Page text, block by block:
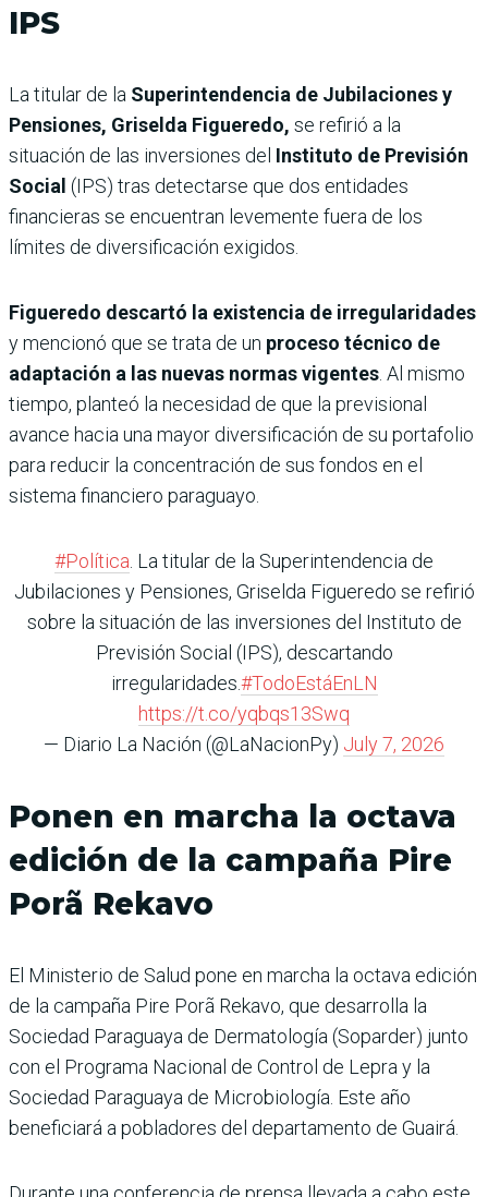
IPS
La titular de la Superintendencia de Jubilaciones y
Pensiones, Griselda Figueredo, se refirió a la
situación de las inversiones del Instituto de Previsión
Social (IPS) tras detectarse que dos entidades
financieras se encuentran levemente fuera de los
límites de diversificación exigidos.
Figueredo descartó la existencia de irregularidades
y mencionó que se trata de un proceso técnico de
adaptación a las nuevas normas vigentes. Al mismo
tiempo, planteó la necesidad de que la previsional
avance hacia una mayor diversificación de su portafolio
para reducir la concentración de sus fondos en el
sistema financiero paraguayo.
#Política. La titular de la Superintendencia de
Jubilaciones y Pensiones, Griselda Figueredo se refirió
sobre la situación de las inversiones del Instituto de
Previsión Social (IPS), descartando
irregularidades.#TodoEstáEnLN
https://t.co/yqbqs13Swq
— Diario La Nación (@LaNacionPy) July 7, 2026
Ponen en marcha la octava
edición de la campaña Pire
Porã Rekavo
El Ministerio de Salud pone en marcha la octava edición
de la campaña Pire Porã Rekavo, que desarrolla la
Sociedad Paraguaya de Dermatología (Soparder) junto
con el Programa Nacional de Control de Lepra y la
Sociedad Paraguaya de Microbiología. Este año
beneficiará a pobladores del departamento de Guairá.